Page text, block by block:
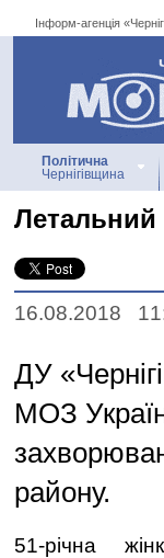
Інформ-агенція
Інформ-
Політична
Чернігівщина
Летальний
16.08.2018
ДУ
МОЗ
району.
51-річна